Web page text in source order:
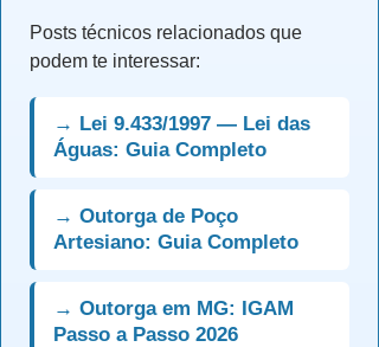
Posts técnicos relacionados que
podem te interessar:
→ Lei 9.433/1997 — Lei das
Águas: Guia Completo
→ Outorga de Poço
Artesiano: Guia Completo
→ Outorga em MG: IGAM
Passo a Passo 2026